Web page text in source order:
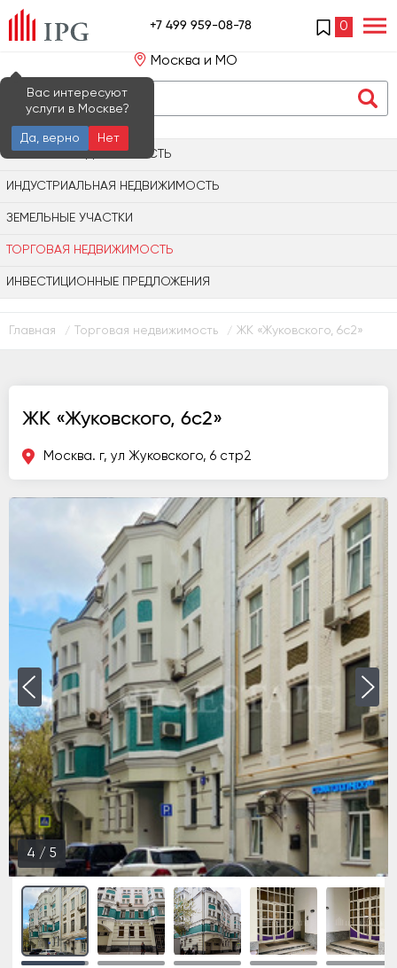
+7 499 959-08-78 0
Москва и МО
Вас интересуют
услуги в Москве?
Да, верно
Нет
ОФИСНАЯ НЕДВИЖИМОСТЬ
ИНДУСТРИАЛЬНАЯ НЕДВИЖИМОСТЬ
ЗЕМЕЛЬНЫЕ УЧАСТКИ
ТОРГОВАЯ НЕДВИЖИМОСТЬ
ИНВЕСТИЦИОННЫЕ ПРЕДЛОЖЕНИЯ
Главная / Торговая недвижимость / ЖК «Жуковского, 6с2»
ЖК «Жуковского, 6с2»
Москва. г, ул Жуковского, 6 стр2
4 / 5